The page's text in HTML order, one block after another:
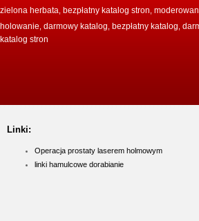
zielona herbata bezpłatny katalog stron
holowanie darmowy katalog bezpłatny katalog
katalog stron
Linki:
Operacja prostaty laserem holmowym
linki hamulcowe dorabianie